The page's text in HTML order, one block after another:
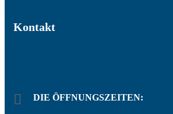
Kontakt
DIE ÖFFNUNGSZEITEN: